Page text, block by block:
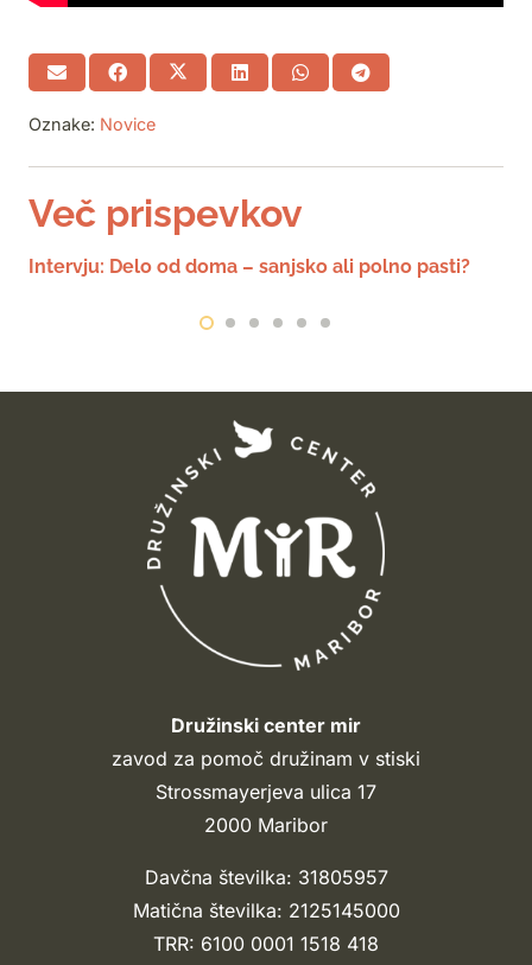
Oznake: Novice
Več prispevkov
Intervju: Delo od doma – sanjsko ali polno pasti?
Družinski center mir
zavod za pomoč družinam v stiski
Strossmayerjeva ulica 17
2000 Maribor
Davčna številka: 31805957
Matična številka: 2125145000
TRR: 6100 0001 1518 418